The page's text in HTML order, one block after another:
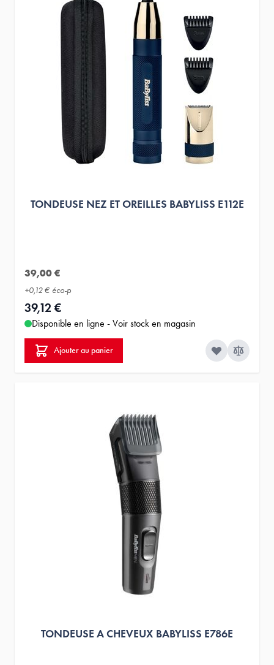
TONDEUSE NEZ ET OREILLES BABYLISS E112E
39,00 €
+0,12 € éco-p
39,12 €
Disponible en ligne - Voir stock en magasin
Ajouter au panier
TONDEUSE A CHEVEUX BABYLISS E786E